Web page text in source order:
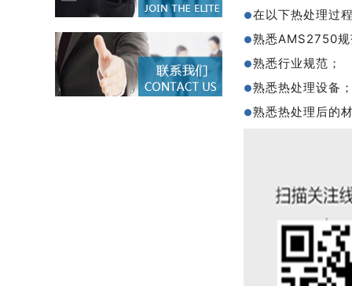
●在以下热处理过
●熟悉AMS2750
●熟悉行业规范；
●熟悉热处理设备
●熟悉热处理后的